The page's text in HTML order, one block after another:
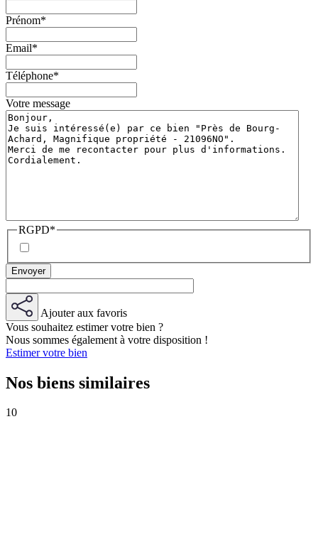
Prénom*
Email*
Téléphone*
Votre message
RGPD*
Ajouter aux favoris
Vous souhaitez estimer votre bien ?
Nous sommes également à votre disposition !
Estimer votre bien
Nos biens similaires
10